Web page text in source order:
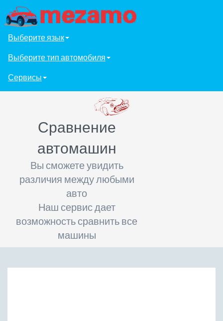
Выберите язык
Выберите тип автомобиля
Сервисы
Сравнение
автомашин
Вы сможете увидить
различия между любыми
авто
Наш сервис дает
возможность сравнить все
машины